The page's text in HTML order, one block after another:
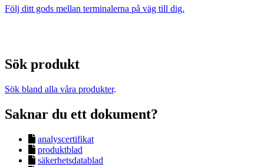
Följ ditt gods mellan terminalerna på väg till dig.
Sök produkt
Sök bland alla våra produkter.
Saknar du ett dokument?
analyscertifikat
produktblad
säkerhetsdatablad